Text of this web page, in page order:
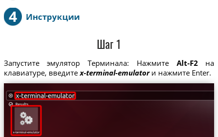
4 Инструкции
Шаг 1
Запустите эмулятор Терминала: Нажмите Alt-F2на
клавиатуре, введитеx-terminal-emulatorи нажмите Enter.